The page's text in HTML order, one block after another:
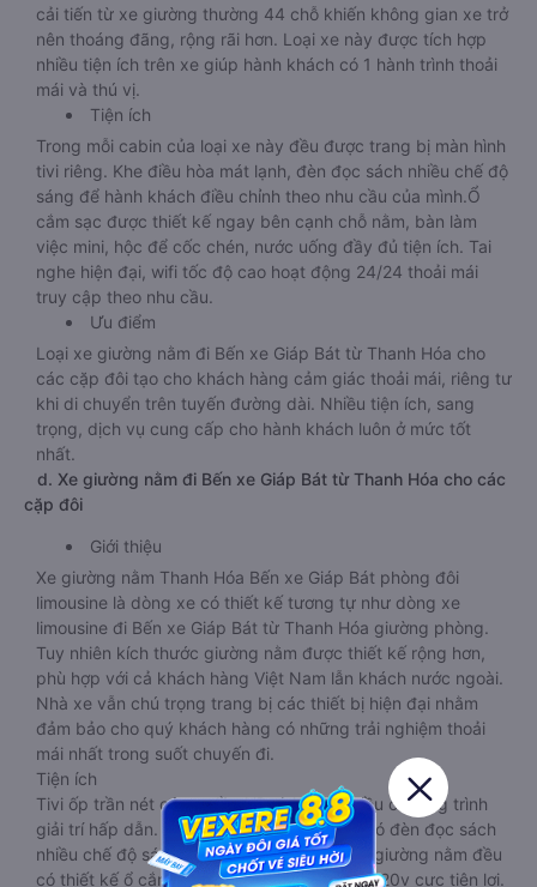
cải tiến từ xe giường thường 44 chỗ khiến không gian xe trở
nên thoáng đãng, rộng rãi hơn. Loại xe này được tích hợp
nhiều tiện ích trên xe giúp hành khách có 1 hành trình thoải
mái và thú vị.
Tiện ích
Trong mỗi cabin của loại xe này đều được trang bị màn hình
tivi riêng. Khe điều hòa mát lạnh, đèn đọc sách nhiều chế độ
sáng để hành khách điều chỉnh theo nhu cầu của mình.Ổ
cắm sạc được thiết kế ngay bên cạnh chỗ nằm, bàn làm
việc mini, hộc để cốc chén, nước uống đầy đủ tiện ích. Tai
nghe hiện đại, wifi tốc độ cao hoạt động 24/24 thoải mái
truy cập theo nhu cầu.
Ưu điểm
Loại xe giường nằm đi Bến xe Giáp Bát từ Thanh Hóa cho
các cặp đôi tạo cho khách hàng cảm giác thoải mái, riêng tư
khi di chuyển trên tuyến đường dài. Nhiều tiện ích, sang
trọng, dịch vụ cung cấp cho hành khách luôn ở mức tốt
nhất.
d. Xe giường nằm đi Bến xe Giáp Bát từ Thanh Hóa cho các
cặp đôi
Giới thiệu
Xe giường nằm Thanh Hóa Bến xe Giáp Bát phòng đôi
limousine là dòng xe có thiết kế tương tự như dòng xe
limousine đi Bến xe Giáp Bát từ Thanh Hóa giường phòng.
Tuy nhiên kích thước giường nằm được thiết kế rộng hơn,
phù hợp với cả khách hàng Việt Nam lẫn khách nước ngoài.
Nhà xe vẫn chú trọng trang bị các thiết bị hiện đại nhằm
đảm bảo cho quý khách hàng có những trải nghiệm thoải
mái nhất trong suốt chuyến đi.
Tiện ích
Tivi ốp trần nét cứng, đầu HD tích hợp nhiều chương trình
giải trí hấp dẫn. Trong phòng có tai nghe, có đèn đọc sách
nhiều chế độ sáng, wifi tốc độ cao. Tại mỗi giường nằm đều
có thiết kế ổ cắm sạc đa năng nguồn điện 220v cực tiện lợi.